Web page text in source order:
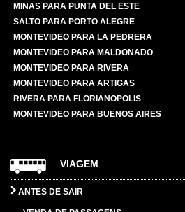
MINAS PARA PUNTA DEL ESTE
SALTO PARA PORTO ALEGRE
MONTEVIDEO PARA LA PEDRERA
MONTEVIDEO PARA MALDONADO
MONTEVIDEO PARA RIVERA
MONTEVIDEO PARA ARTIGAS
RIVERA PARA FLORIANOPOLIS
MONTEVIDEO PARA BUENOS AIRES
VIAGEM
ANTES DE SAIR